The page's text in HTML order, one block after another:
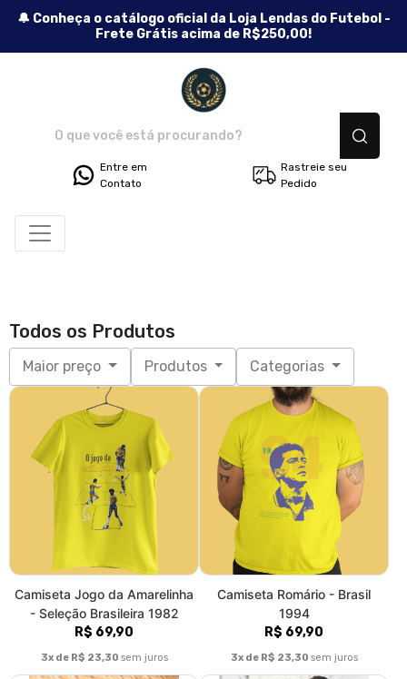
🔔 Conheça o catálogo oficial da Loja Lendas do Futebol -
Frete Grátis acima de R$250,00!
Entre em
Contato
Rastreie seu
Pedido
Todos os Produtos
Maior preço Produtos Categorias
Camiseta Jogo da Amarelinha
- Seleção Brasileira 1982
R$ 69,90
3x de R$ 23,30 sem juros
Camiseta Romário - Brasil
1994
R$ 69,90
3x de R$ 23,30 sem juros